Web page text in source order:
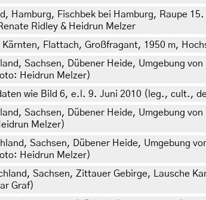
Hamburg, Fischbek bei Hamburg, Raupe
Ridley & Heidrun Melzer
Flattach, Großfragant, 1950 m,
Sachsen, Dübener Heide, Umgebung
Heidrun Melzer)
wie Bild 6, e.l. 9. Juni 2010 (leg., cult.,
Sachsen, Dübener Heide, Umgebung
Melzer)
Sachsen, Dübener Heide, Umgebung
Heidrun Melzer)
Sachsen, Zittauer Gebirge, Lausche
Graf)